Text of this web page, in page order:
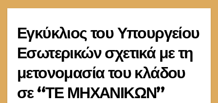
Εγκύκλιος του Υπουργείου
Εσωτερικών σχετικά με τη
μετονομασία του κλάδου
σε “ΤΕ ΜΗΧΑΝΙΚΩΝ”